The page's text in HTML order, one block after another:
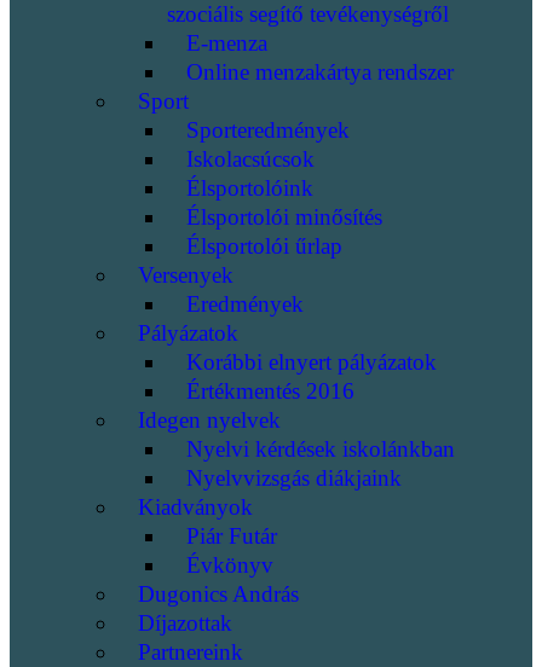
szociális segítő tevékenységről
E-menza
Online menzakártya rendszer
Sport
Sporteredmények
Iskolacsúcsok
Élsportolóink
Élsportolói minősítés
Élsportolói űrlap
Versenyek
Eredmények
Pályázatok
Korábbi elnyert pályázatok
Értékmentés 2016
Idegen nyelvek
Nyelvi kérdések iskolánkban
Nyelvvizsgás diákjaink
Kiadványok
Piár Futár
Évkönyv
Dugonics András
Díjazottak
Partnereink